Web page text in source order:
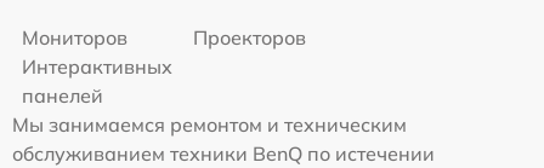
Мониторов
Проекторов
Интерактивных
панелей
Мы занимаемся ремонтом и техническим
обслуживанием техники BenQ по истечении